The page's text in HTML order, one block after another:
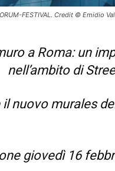
FESTIVAL. Credit © Emidio
a Roma: un
nell’ambito di
il nuovo murales
giovedì 16